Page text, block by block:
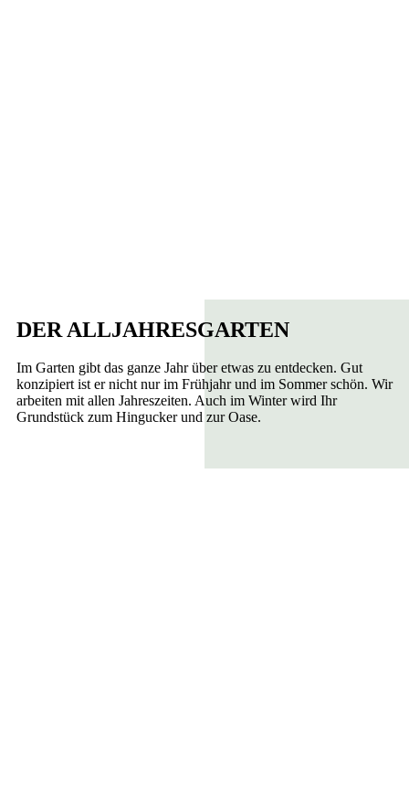
DER ALLJAHRESGARTEN
Im Garten gibt das ganze Jahr über etwas zu entdecken. Gut
konzipiert ist er nicht nur im Frühjahr und im Sommer schön. Wir
arbeiten mit allen Jahreszeiten. Auch im Winter wird Ihr
Grundstück zum Hingucker und zur Oase.